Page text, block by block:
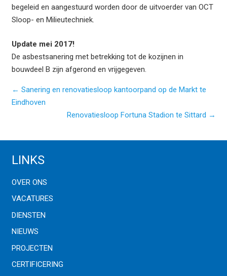
begeleid en aangestuurd worden door de uitvoerder van OCT
Sloop- en Milieutechniek.
Update mei 2017!
De asbestsanering met betrekking tot de kozijnen in
bouwdeel B zijn afgerond en vrijgegeven.
← Sanering en renovatiesloop kantoorpand op de Markt te
Eindhoven
Renovatiesloop Fortuna Stadion te Sittard →
LINKS
OVER ONS
VACATURES
DIENSTEN
NIEUWS
PROJECTEN
CERTIFICERING